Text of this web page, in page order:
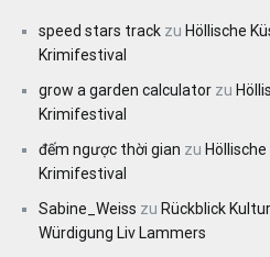
speed stars track zu Höllische
Krimifestival
grow a garden calculator zu
Krimifestival
đếm ngược thời gian zu
Krimifestival
Sabine_Weiss zu Rückblick
Würdigung Liv Lammers